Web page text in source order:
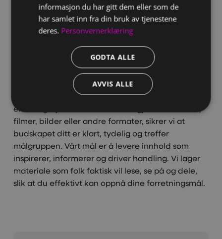
Innhold som engasjerer
Vi hjelper deg med å skape innhold som ikke bare
når ut til riktig publikum, men som også skaper
ekte engasjement. Enten det er gjennom tekster,
filmer, bilder eller andre formater, sikrer vi at
budskapet ditt er klart, tydelig og treffer
målgruppen. Vårt mål er å levere innhold som
inspirerer, informerer og driver handling. Vi lager
materiale som folk faktisk vil lese, se på og dele,
slik at du effektivt kan oppnå dine forretningsmål.
informasjon du har gitt dem eller som de
har samlet inn fra din bruk av tjenestene
deres. Personvernerklæring
GODTA ALLE
AVVIS ALLE